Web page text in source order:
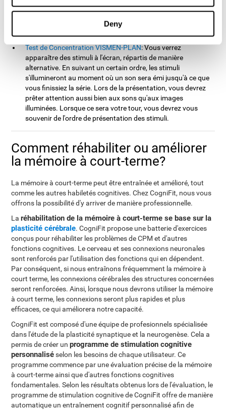
Deny
posteriori. Tout d'abord, la série sera composée d'un seul
numéro, puis augmentera progressivement jusqu'à ce que
vous fassiez une erreur. Vous devrez reproduire chaque série
de numéros après chaque présentation.
Test de Concentration VISMEN-PLAN: Vous verrez
apparaître des stimuli à l'écran, répartis de manière
alternative. En suivant un certain ordre, les stimuli
s'illumineront au moment où un son sera émi jusqu'à ce que
vous finissiez la série. Lors de la présentation, vous devrez
prêter attention aussi bien aux sons qu'aux images
illuminées. Lorsque ce sera votre tour, vous devrez vous
souvenir de l'ordre de présentation des stimuli.
Comment réhabiliter ou améliorer
la mémoire à court-terme?
La mémoire à court-terme peut être entraînée et amélioré, tout
comme les autres habiletés cognitives. Chez CogniFit, nous vous
offrons la possibilité d'y arriver de manière professionnelle.
Laréhabilitation de la mémoire à court-terme se base sur la
plasticité cérébrale. CogniFit propose une batterie d'exercices
conçus pour réhabiliter les problèmes de CPM et d'autres
fonctions cognitives. Le cerveau et ses connexions neuronales
sont renforcés par l'utilisation des fonctions qui en dépendent.
Par conséquent, si nous entraînons fréquemment la mémoire à
court terme, les connexions cérébrales des structures concernées
seront renforcées. Ainsi, lorsque nous devrons utiliser la mémoire
à court terme, les connexions seront plus rapides et plus
efficaces, ce qui améliorera notre capacité.
CogniFit est composé d'une équipe de profesionnels spécialisée
dans l'étude de la plasticité synaptique et la neurogenèse. Cela a
permis de créer unprogramme de stimulation cognitive
personnaliséselon les besoins de chaque utilisateur. Ce
programme commence par une évaluation précise de la mémoire
à court-terme ainsi que d'autres fonctions cognitives
fondamentales. Selon les résultats obtenus lors de l'évaluation, le
programme de stimulation cognitive de CogniFit offre de manière
automatique un entraînement cognitif personnalisé afin de